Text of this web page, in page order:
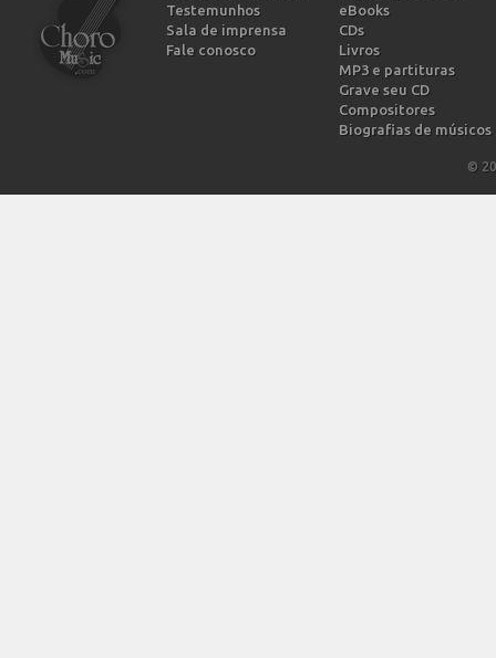
Testemunhos
Sala de imprensa
Fale conosco
eBooks
CDs
Livros
MP3 e partituras
Grave seu CD
Compositores
Biografias de músicos
©